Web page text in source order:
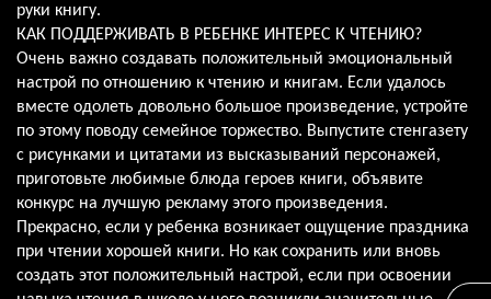
руки книгу.
КАК ПОДДЕРЖИВАТЬ В РЕБЕНКЕ ИНТЕРЕС К ЧТЕНИЮ?
Очень важно создавать положительный эмоциональный
настрой по отношению к чтению и книгам. Если удалось
вместе одолеть довольно большое произведение, устройте
по этому поводу семейное торжество. Выпустите стенгазету
с рисунками и цитатами из высказываний персонажей,
приготовьте любимые блюда героев книги, объявите
конкурс на лучшую рекламу этого произведения.
Прекрасно, если у ребенка возникает ощущение праздника
при чтении хорошей книги. Но как сохранить или вновь
создать этот положительный настрой, если при освоении